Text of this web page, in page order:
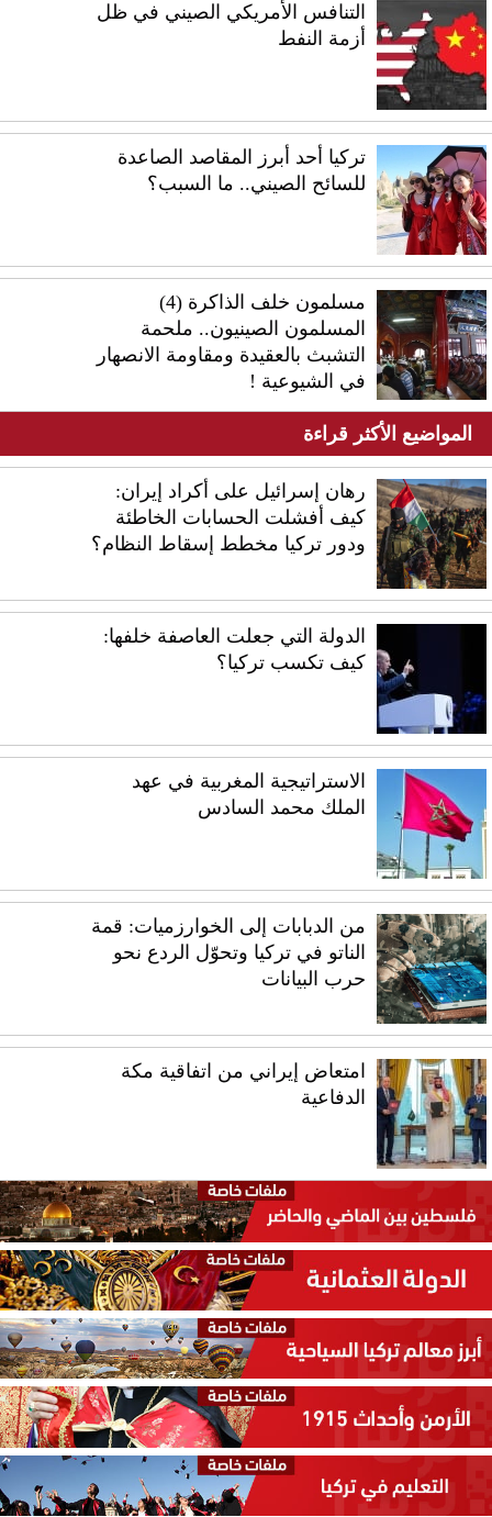
التنافس الأمريكي الصيني في ظل
أزمة النفط
تركيا أحد أبرز المقاصد الصاعدة
للسائح الصيني.. ما السبب؟
مسلمون خلف الذاكرة (4)
المسلمون الصينيون.. ملحمة
التشبث بالعقيدة ومقاومة الانصهار
في الشيوعية !
المواضيع الأكثر قراءة
رهان إسرائيل على أكراد إيران:
كيف أفشلت الحسابات الخاطئة
ودور تركيا مخطط إسقاط النظام؟
الدولة التي جعلت العاصفة خلفها:
كيف تكسب تركيا؟
الاستراتيجية المغربية في عهد
الملك محمد السادس
من الدبابات إلى الخوارزميات: قمة
الناتو في تركيا وتحوّل الردع نحو
حرب البيانات
امتعاض إيراني من اتفاقية مكة
الدفاعية